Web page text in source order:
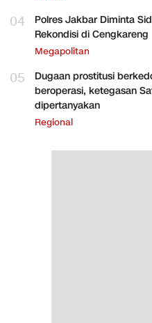
04
Polres Jakbar Diminta
Rekondisi di Cengkareng
Megapolitan
05
Dugaan prostitusi
beroperasi, ketegasan
dipertanyakan
Regional